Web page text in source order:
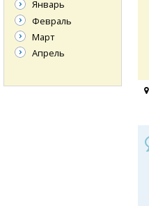
Январь
Февраль
Март
Апрель